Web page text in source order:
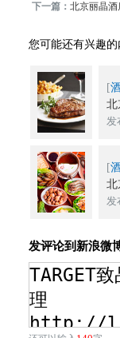
下一篇：北京丽晶
您可能还有兴趣的
[
北
发
[
北
发
发评论到新浪微